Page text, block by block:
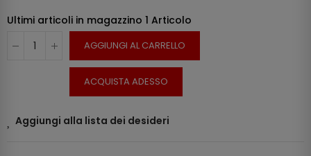
Ultimi articoli in magazzino 1 Articolo
AGGIUNGI AL CARRELLO
ACQUISTA ADESSO
Aggiungi alla lista dei desideri